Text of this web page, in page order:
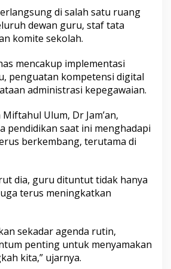
di salah satu ruang
dewan guru, staf tata
komite sekolah.
mencakup implementasi
penguatan kompetensi digital
administrasi kepegawaian.
Ulum, Dr Jam’an,
pendidikan saat ini menghadapi
berkembang, terutama di
dia, guru dituntut tidak hanya
terus meningkatkan
sekadar agenda rutin,
penting untuk menyamakan
kita,” ujarnya.